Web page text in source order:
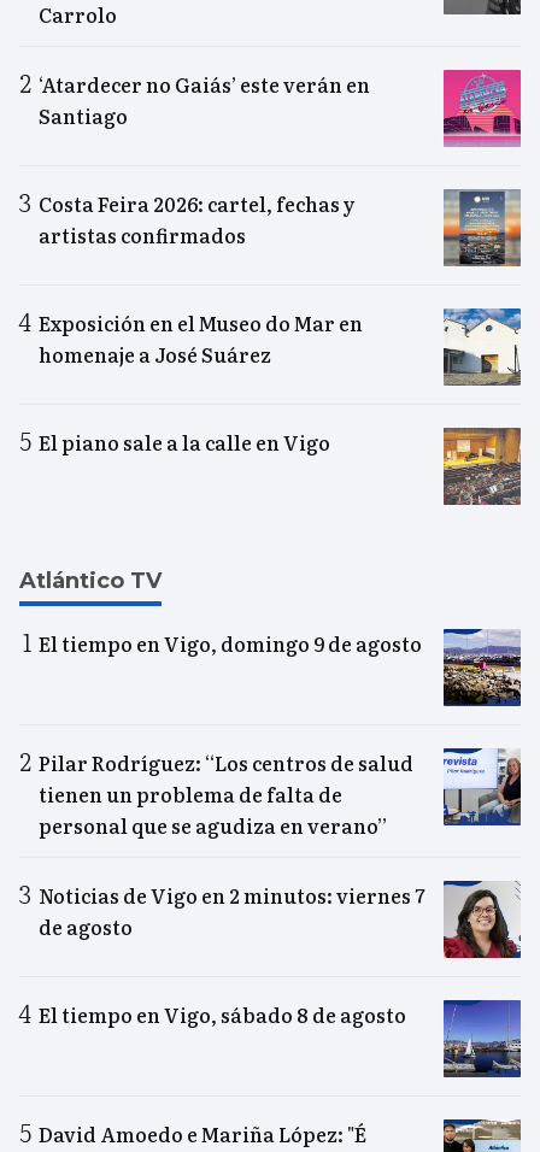
Carrolo
‘Atardecer no Gaiás’ este verán en
Santiago
Costa Feira 2026: cartel, fechas y
artistas confirmados
Exposición en el Museo do Mar en
homenaje a José Suárez
El piano sale a la calle en Vigo
Atlántico TV
El tiempo en Vigo, domingo 9 de agosto
Pilar Rodríguez: “Los centros de salud
tienen un problema de falta de
personal que se agudiza en verano”
Noticias de Vigo en 2 minutos: viernes 7
de agosto
El tiempo en Vigo, sábado 8 de agosto
David Amoedo e Mariña López: "É